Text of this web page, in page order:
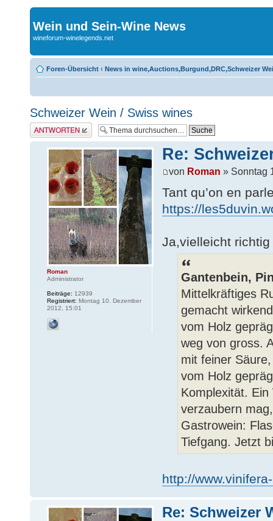
Wein und Sein-Wine News
wineforum-winelegends.net
Foren-Übersicht ‹ News in wine,Auctions,Burgund,DRC,Schweizer
Schweizer Wein / Swiss wines
Antwort erstellen
Re:
von Roman » Sonntag
Tant qu’on en
https://
Ja,vielleicht
Gantenbein,
Mittelkräftiges
gemacht
vom Holz
weg von gross.
mit feiner
vom Holz
Komplexität.
verzaubern
Gastrowein:
Tiefgang. Jetzt
http://
Roman
Administrator
Beiträge: 12939
Registriert: Montag 10. Dezember
2012, 15:01
Re: Schweizer